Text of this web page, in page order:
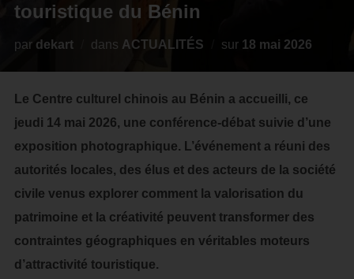
touristique du Bénin
par dekart dans ACTUALITÉS sur 18 mai 2026
Le Centre culturel chinois au Bénin a accueilli, ce
jeudi 14 mai 2026, une conférence-débat suivie d’une
exposition photographique. L’événement a réuni des
autorités locales, des élus et des acteurs de la société
civile venus explorer comment la valorisation du
patrimoine et la créativité peuvent transformer des
contraintes géographiques en véritables moteurs
d’attractivité touristique.